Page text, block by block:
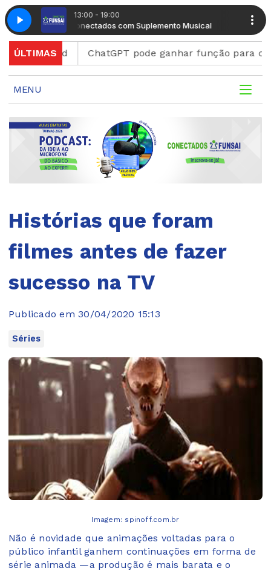
13:00 - 19:00
Radio Conectados com Suplemento Musical Radio
ÚLTIMASChatGPT pode ganhar função para criar
MENU
Histórias que foram
filmes antes de fazer
sucesso na TV
Publicado em 30/04/2020 15:13
Séries
Imagem: spinoff.com.br
Não é novidade que animações voltadas para o
público infantil ganhem continuações em forma de
série animada —a produção é mais barata e o